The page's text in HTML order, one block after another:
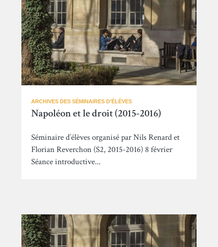
ARCHIVES DES SÉMINAIRES D’ÉLÈVES
Napoléon et le droit (2015-2016)
Séminaire d’élèves organisé par Nils Renard et
Florian Reverchon (S2, 2015-2016) 8 février
Séance introductive...